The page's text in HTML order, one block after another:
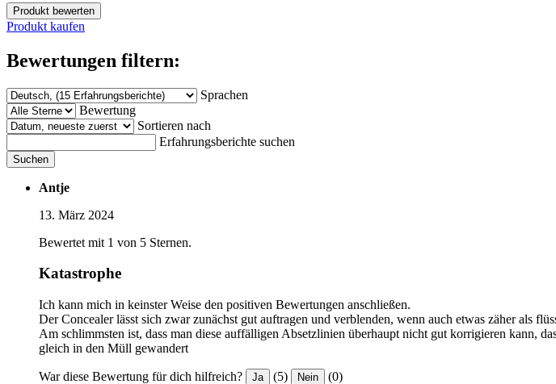
Produkt bewerten
Produkt kaufen
Bewertungen filtern:
Sprachen
Bewertung
Sortieren nach
Erfahrungsberichte suchen
Suchen
Antje
13. März 2024
Bewertet mit 1 von 5 Sternen.
Katastrophe
Ich kann mich in keinster Weise den positiven Bewertungen anschließen.
Der Concealer lässt sich zwar zunächst gut auftragen und verblenden, wenn auch etwas zäher als
Am schlimmsten ist, dass man diese auffälligen Absetzlinien überhaupt nicht gut korrigieren kann,
gleich in den Müll gewandert
War diese Bewertung für dich hilfreich? Ja (5) Nein (0)